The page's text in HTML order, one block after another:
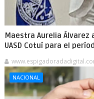
Maestra Aurelia
UASD Cotuí para el
NACIONAL